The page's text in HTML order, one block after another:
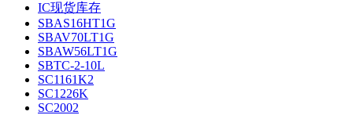
IC现货库存
SBAS16HT1G
SBAV70LT1G
SBAW56LT1G
SBTC-2-10L
SC1161K2
SC1226K
SC2002